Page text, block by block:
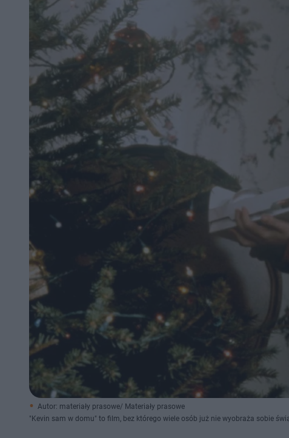
Autor: materiały prasowe/ Materiały prasowe
"Kevin sam w domu" to film, bez którego wiele osób już nie wyobraża sobie